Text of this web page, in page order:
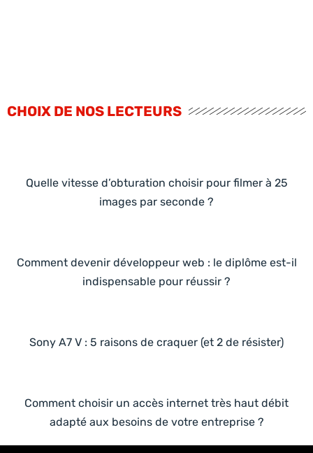
CHOIX DE NOS LECTEURS
Quelle vitesse d’obturation choisir pour filmer à 25
images par seconde ?
Comment devenir développeur web : le diplôme est-il
indispensable pour réussir ?
Sony A7 V : 5 raisons de craquer (et 2 de résister)
Comment choisir un accès internet très haut débit
adapté aux besoins de votre entreprise ?